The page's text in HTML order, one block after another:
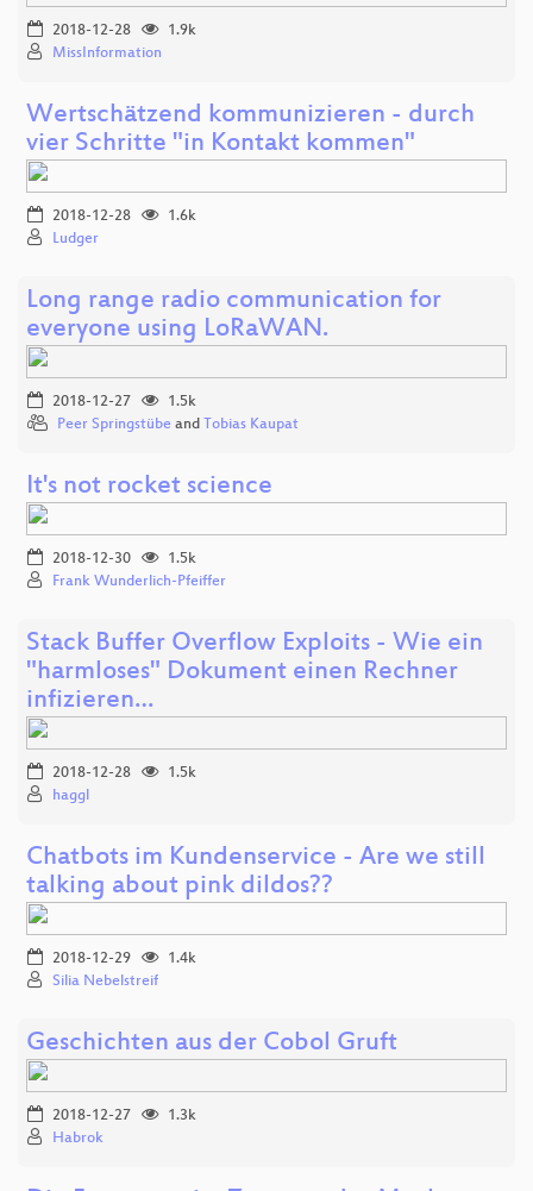
2018-12-28
1.9k
MissInformation
Wertschätzend kommunizieren - durch
vier Schritte "in Kontakt kommen"
2018-12-28
1.6k
Ludger
Long range radio communication for
everyone using LoRaWAN.
2018-12-27
1.5k
Peer Springstübe and Tobias Kaupat
It's not rocket science
2018-12-30
1.5k
Frank Wunderlich-Pfeiffer
Stack Buffer Overflow Exploits - Wie ein
"harmloses" Dokument einen Rechner
infizieren…
2018-12-28
1.5k
haggl
Chatbots im Kundenservice - Are we still
talking about pink dildos??
2018-12-29
1.4k
Silia Nebelstreif
Geschichten aus der Cobol Gruft
2018-12-27
1.3k
Habrok